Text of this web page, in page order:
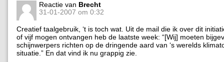
Reactie van Brecht
31-01-2007 om 0:32
Creatief taalgebruik, ‘t is toch wat. Uit de mail die ik over dit
of vijf mogen ontvangen heb de laatste week: “[Wij] moeten
schijnwerpers richten op de dringende aard van ‘s werelds
situatie.” En dat vind ik nu grappig zie.